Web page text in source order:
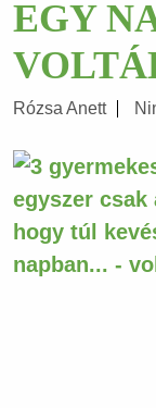
EGY
Rózsa Anett